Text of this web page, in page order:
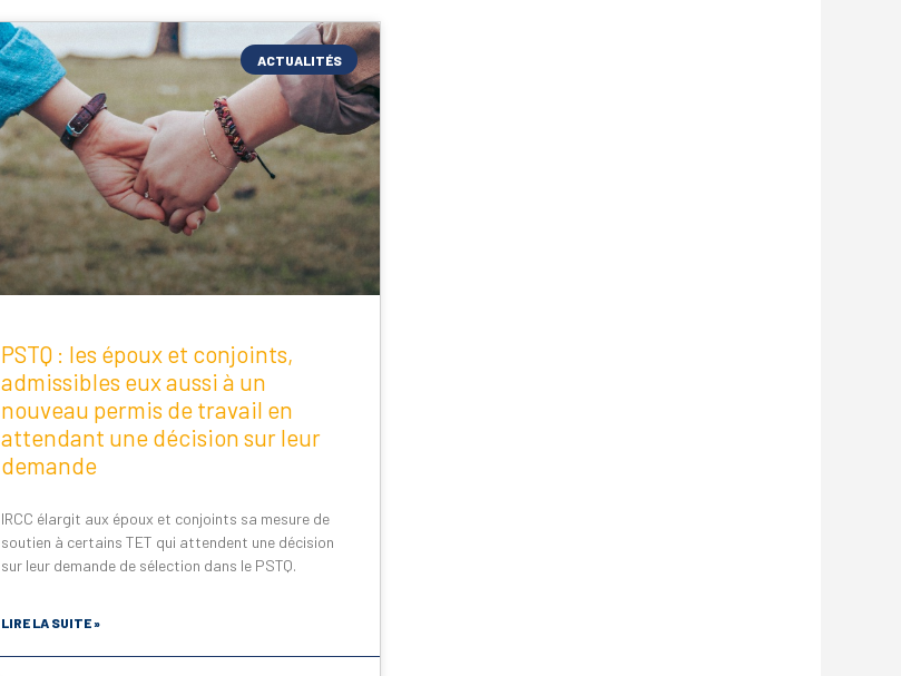
ACTUALITÉS
PSTQ : les époux et conjoints,
admissibles eux aussi à un
nouveau permis de travail en
attendant une décision sur leur
demande
IRCC élargit aux époux et conjoints sa mesure de
soutien à certains TET qui attendent une décision
sur leur demande de sélection dans le PSTQ.
LIRE LA SUITE »